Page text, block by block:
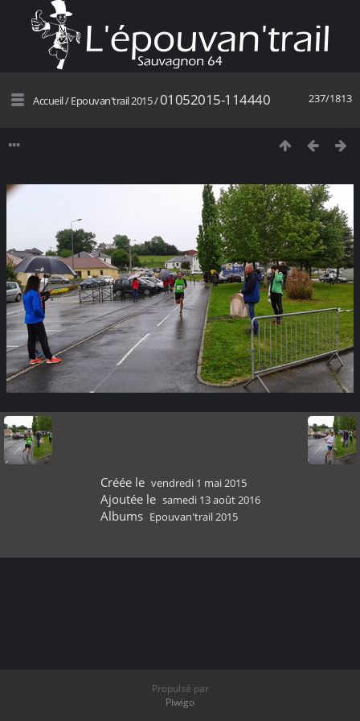
237/1813
Accueil/Epouvan'trail 2015/01052015-114440
Créée le vendredi 1 mai 2015
Ajoutée le samedi 13 août 2016
Albums Epouvan'trail 2015
Propulsé par
Piwigo